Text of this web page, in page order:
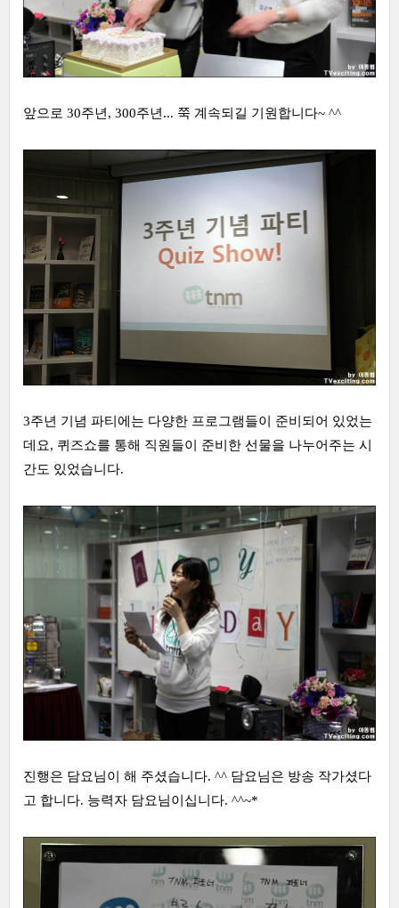
앞으로 30주년, 300주년... 쭉 계속되길 기원합니다~ ^^
3주년 기념 파티에는 다양한 프로그램들이 준비되어 있었는
데요, 퀴즈쇼를 통해 직원들이 준비한 선물을 나누어주는 시
간도 있었습니다.
진행은 담요님이 해 주셨습니다. ^^ 담요님은 방송 작가셨다
고 합니다. 능력자 담요님이십니다. ^^~*